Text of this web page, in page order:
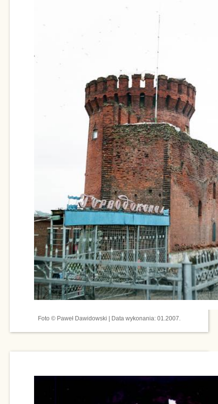
Foto © Paweł Dawidowski | Data wykonania: 01.2007.